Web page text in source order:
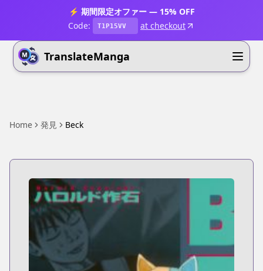
⚡ 期間限定オファー — 15% OFF
Code:
T1P15VV at checkout
TranslateManga
Home 発見 Beck